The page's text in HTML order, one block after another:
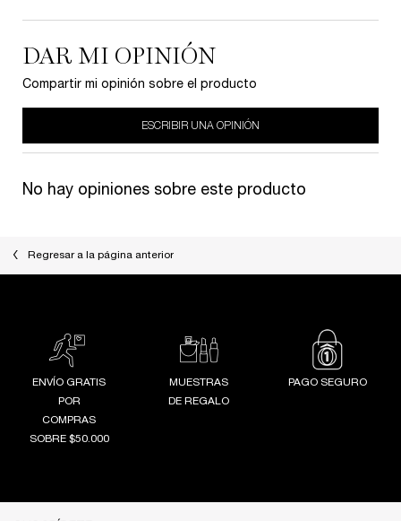
DAR MI OPINIÓN
Compartir mi opinión sobre el producto
ESCRIBIR UNA OPINIÓN
No hay opiniones sobre este producto
Regresar a la página anterior
ENVÍO GRATIS
POR
COMPRAS
SOBRE $50.000
MUESTRAS
DE REGALO
PAGO SEGURO